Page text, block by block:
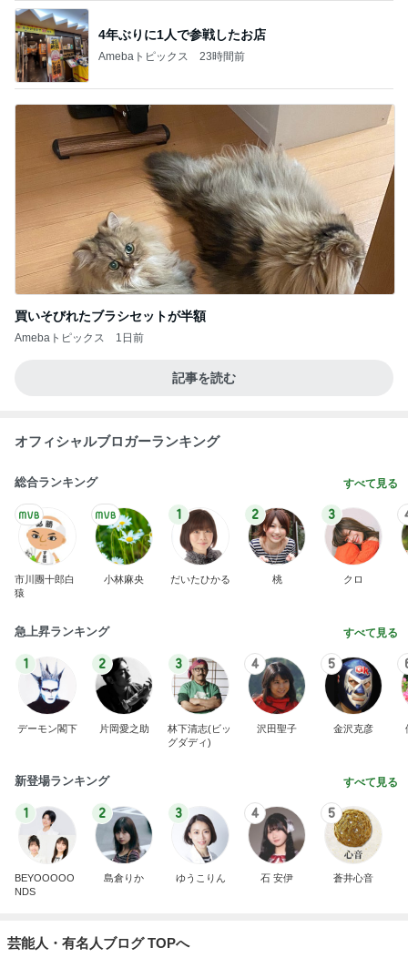
4年ぶりに1人で参戦したお店
Amebaトピックス 23時間前
買いそびれたブラシセットが半額
Amebaトピックス 1日前
記事を読む
オフィシャルブロガーランキング
総合ランキング すべて見る
市川團十郎白
猿
小林麻央
1
だいたひかる
2
桃
3
クロ
急上昇ランキング すべて見る
1
デーモン閣下
2
片岡愛之助
3
林下清志(ビッ
グダディ)
4
沢田聖子
5
金沢克彦
新登場ランキング すべて見る
1
BEYOOOOO
NDS
2
島倉りか
3
ゆうこりん
4
石 安伊
5
蒼井心音
芸能人・有名人ブログ TOPへ